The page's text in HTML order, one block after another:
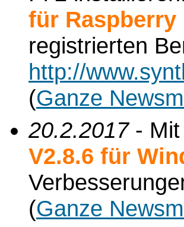
für Raspberry
registrierten
http://
(Ganze
20.2.2017- Mit
V2.8.6 für
(Ganze